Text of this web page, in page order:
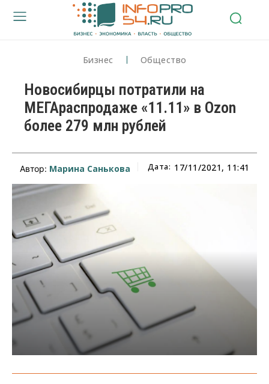
Бизнес Общество
Новосибирцы потратили на
МЕГАраспродаже «11.11» в Ozon
более 279 млн рублей
Автор: Марина Санькова Дата: 17/11/2021, 11:41